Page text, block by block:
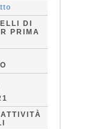
DI
PRIMA